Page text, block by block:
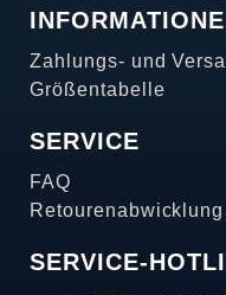
Zahlungs- und
Größentabelle
SERVICE
FAQ
Retourenabwicklung
SERVICE-